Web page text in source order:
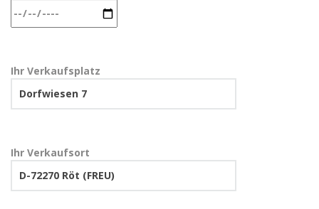
Ihr Verkaufsplatz
Ihr Verkaufsort